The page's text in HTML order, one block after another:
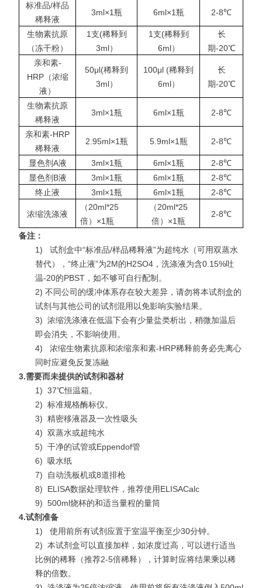
标准品/样品
稀释液
3ml×1瓶 6ml×1瓶 2-8℃
生物素抗原
（冻干粉）
1支(稀释到
3ml）
1支(稀释到
6ml）
长
期-20℃
亲和素-
HRP（浓缩
液）
50μl(稀释到
3ml）
100μl (稀释到
6ml）
长
期-20℃
生物素抗原
稀释液
3ml×1瓶 6ml×1瓶 2-8℃
亲和素-HRP
稀释液
2.95ml×1瓶 5.9ml×1瓶 2-8℃
显色剂A液 3ml×1瓶 6ml×1瓶
2-8℃
显色剂B液
3ml×1瓶 6ml×1瓶
2-8℃
终止液
3ml×1瓶 6ml×1瓶 2-8℃
浓缩洗涤液
（20ml*25
倍）×1瓶
（20ml*25
倍）×1瓶
2-8℃
备注：
1)
试剂盒中“标准品/样品稀释液”为超纯水（可用双蒸水
替代），“终止液”为2M的H2SO4，洗涤液为含0.15%吐
温-20的PBST，如不够可自行配制。
2) 不同公司的缓冲体系存在较大差异，请勿将本试剂盒的
试剂与其他公司的试剂混用以免影响实验结果。
3) 浓缩洗涤液在低温下会有少量盐类析出，稍微加温后
即会消失，不影响使用。
4)
浓缩生物素抗原和浓缩亲和素-HRP稀释前务必先离心
同时应避免反复冻融
3.需要而未提供的试剂和器材
1) 37℃恒温箱。
2) 标准规格酶标仪。
3) 精密移液器及一次性吸头
4) 双蒸水或超纯水
5) 干净的试管或Eppendof管
6) 吸水纸
7)
自动洗板机或8道排枪
8)
ELISA数据处理软件，推荐使用ELISACalc
9) 500ml烧杯的和适当量程的量筒
4.试剂准备
1)
使用前所有试剂应置于室温平衡至少30分钟。
2) 本试剂盒可以直接加样，如浓度过高，可以进行适当
比例的稀释（推荐2-5倍稀释），计算时应将结果乘以稀
释的倍数。